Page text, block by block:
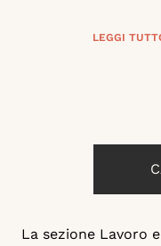
LEGGI
La sezione Lavoro